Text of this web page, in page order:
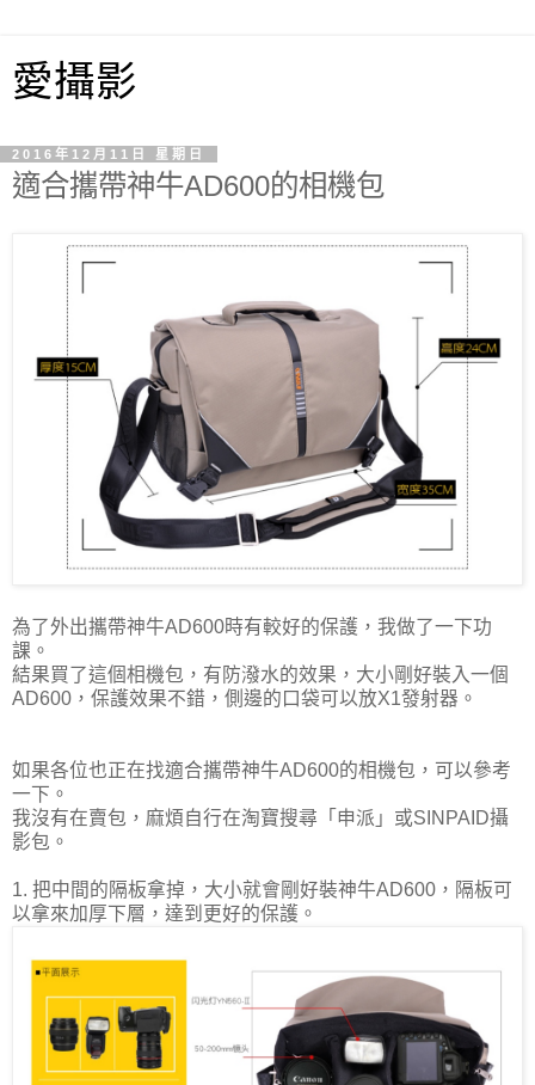
愛攝影
2016年12月11日 星期日
適合攜帶神牛AD600的相機包
為了外出攜帶神牛AD600時有較好的保護，我做了一下功
課。
結果買了這個相機包，有防潑水的效果，大小剛好裝入一個
AD600，保護效果不錯，側邊的口袋可以放X1發射器。
如果各位也正在找適合攜帶神牛AD600的相機包，可以參考
一下。
我沒有在賣包，麻煩自行在淘寶搜尋「申派」或SINPAID攝
影包。
1. 把中間的隔板拿掉，大小就會剛好裝神牛AD600，隔板可
以拿來加厚下層，達到更好的保護。